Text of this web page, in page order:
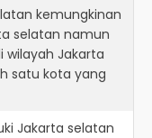
kemungkinan
selatan namun
wilayah Jakarta
satu kota yang
Jakarta selatan